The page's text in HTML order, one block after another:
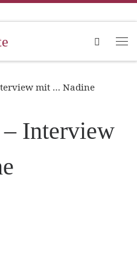
Search
mit … Nadine
Interview